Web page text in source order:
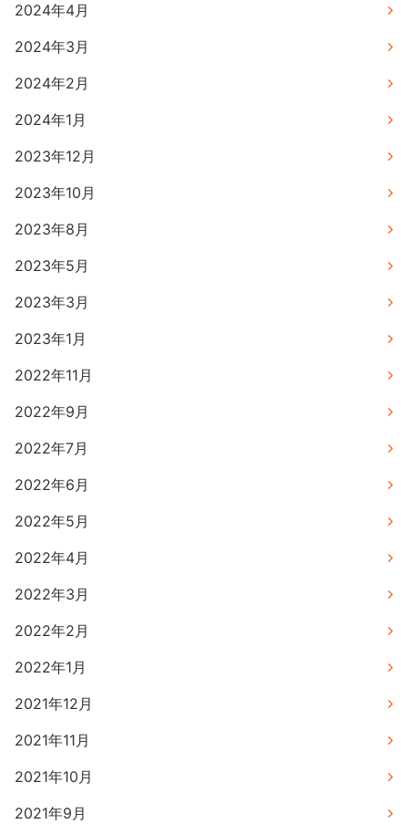
2024年4月
2024年3月
2024年2月
2024年1月
2023年12月
2023年10月
2023年8月
2023年5月
2023年3月
2023年1月
2022年11月
2022年9月
2022年7月
2022年6月
2022年5月
2022年4月
2022年3月
2022年2月
2022年1月
2021年12月
2021年11月
2021年10月
2021年9月